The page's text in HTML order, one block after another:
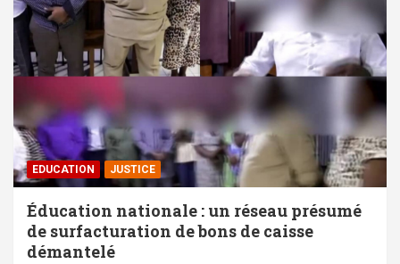
EDUCATION JUSTICE
Éducation nationale : un réseau présumé
de surfacturation de bons de caisse
démantelé